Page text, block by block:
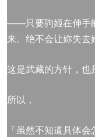
——只要驹姬在伸手
来。绝不会让妳失去
这是武藏的方针，
所以，
「虽然不知道具体